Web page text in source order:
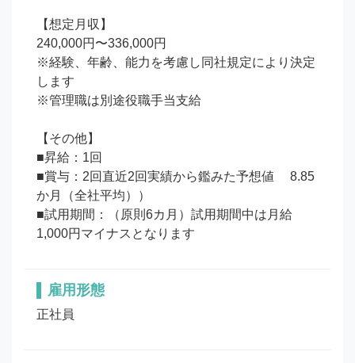
【想定月収】
240,000円〜336,000円
※経験、年齢、能力を考慮し同社規定により決定
します
※管理職は別途役職手当支給
【その他】
■昇給：1回
■賞与：2回直近2回実績から鑑みた予想値 　8.85
か月（全社平均））
■試用期間：（原則6カ月）試用期間中は月給
1,000円マイナスとなります
雇用形態
正社員